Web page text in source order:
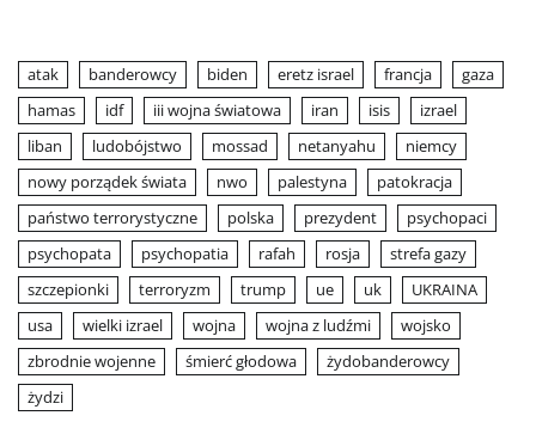
atak banderowcy biden eretz israel francja
gaza
hamas
idf iii wojna światowa iran isis
izrael
liban
ludobójstwo mossad netanyahu
niemcy
nowy porządek świata
nwo palestyna
patokracja
państwo terrorystyczne
polska prezydent
psychopaci
psychopata
psychopatia rafah rosja
strefa gazy
szczepionki
terroryzm trump ue uk
UKRAINA
usa
wielki izrael wojna wojna z ludźmi
wojsko
zbrodnie wojenne
śmierć głodowa
żydobanderowcy
żydzi